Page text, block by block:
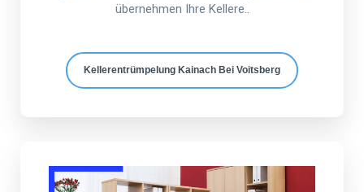
übernehmen Ihre Kellere..
Kellerentrümpelung Kainach Bei Voitsberg